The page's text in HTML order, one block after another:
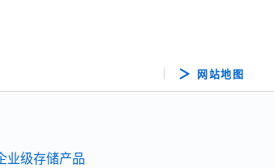
网站地图
业级存储产品